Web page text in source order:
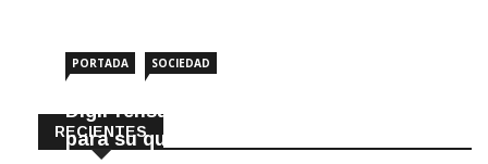
RECIENTES
PORTADA SOCIEDAD
DigiPrensa selecciona a Écija al Día
para su quiosco mundial